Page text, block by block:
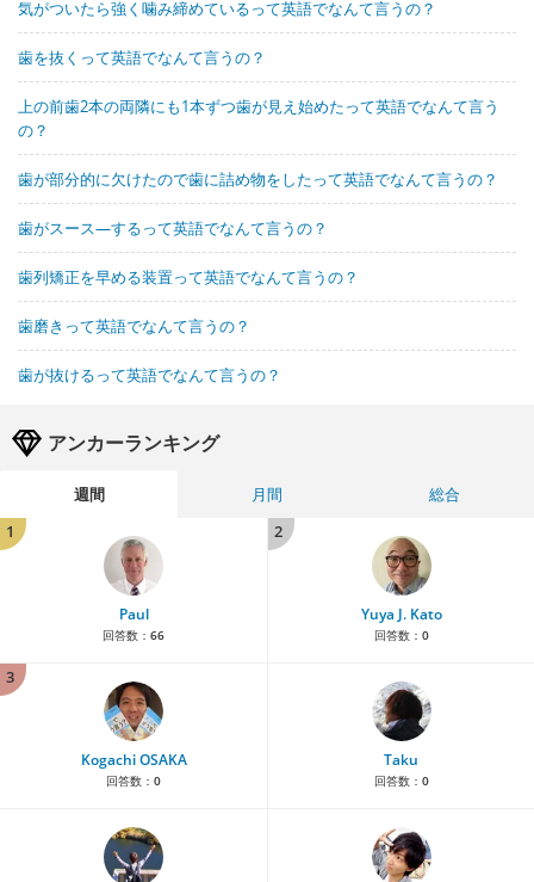
気がついたら強く噛み締めているって英語でなんて言うの？
歯を抜くって英語でなんて言うの？
上の前歯2本の両隣にも1本ずつ歯が見え始めたって英語でなんて言う
の？
歯が部分的に欠けたので歯に詰め物をしたって英語でなんて言うの？
歯がスース―するって英語でなんて言うの？
歯列矯正を早める装置って英語でなんて言うの？
歯磨きって英語でなんて言うの？
歯が抜けるって英語でなんて言うの？
アンカーランキング
週間 月間
総合
1
Paul
回答数： 66
2
Yuya J. Kato
回答数： 0
3
Kogachi OSAKA
回答数： 0
Taku
回答数： 0